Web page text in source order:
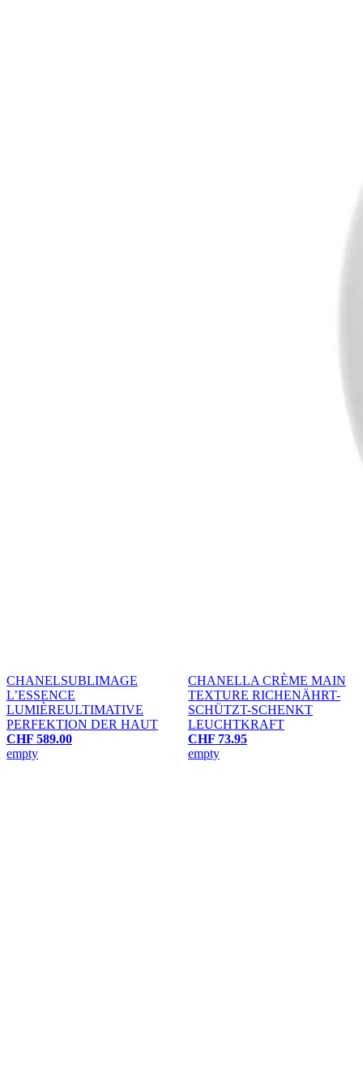
CHANELSUBLIMAGE
L’ESSENCE
LUMIÈREULTIMATIVE
PERFEKTION DER HAUT
CHF 589.00
empty
CHANELLA CRÈME MAIN
TEXTURE RICHENÄHRT-
SCHÜTZT-SCHENKT
LEUCHTKRAFT
CHF 73.95
empty